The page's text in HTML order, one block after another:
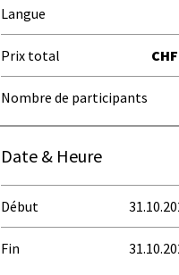
Langue
Prix total
Nombre de participants
Date & Heure
Début
Fin